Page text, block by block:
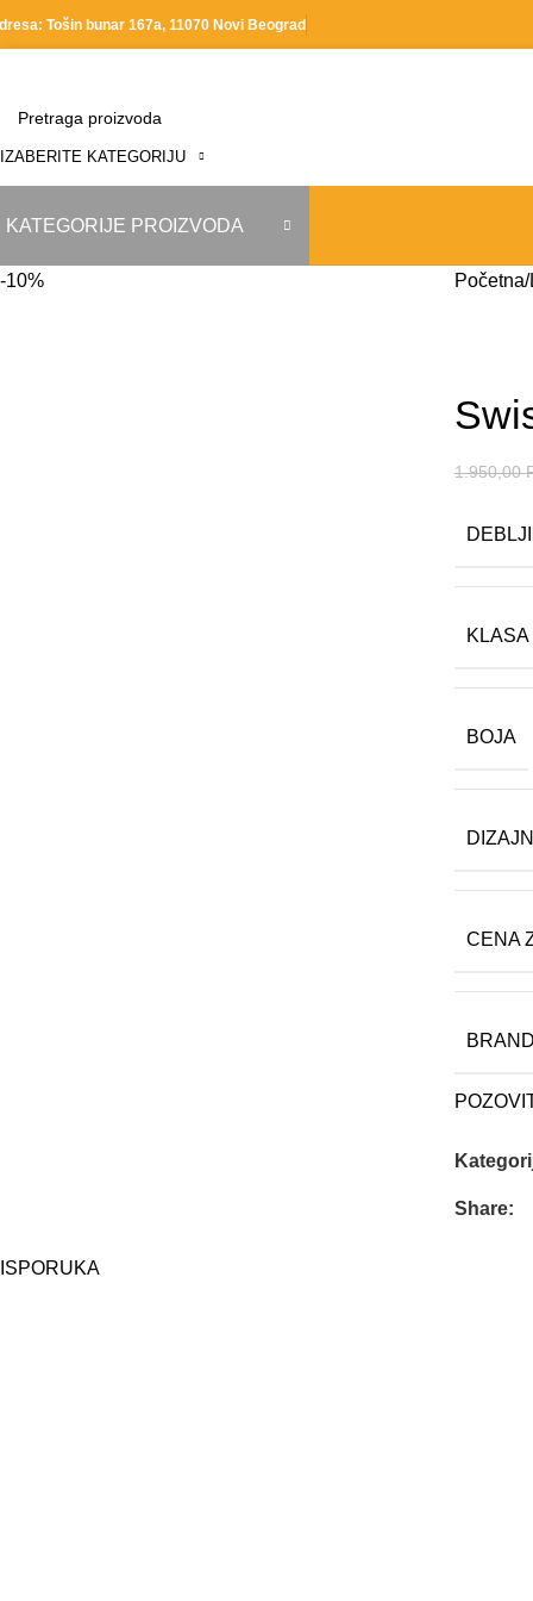
Tošin bunar 167a, 11070 Novi Beograd
IZABERITE KATEGORIJU
KATEGORIJE PROIZVODA
-10% Početna
1.950,00
KLASA
BOJA
DIZAJN
CENA
BRAND
Share:
ISPORUKA